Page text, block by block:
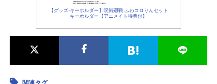
【グッズ-キーホルダー】呪術廻戦 ふわコロりんセット
キーホルダー【アニメイト特典付】